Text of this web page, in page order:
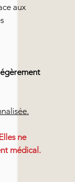
aux
ne
médical.